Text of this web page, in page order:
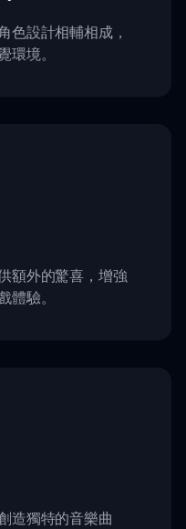
色設計相輔相成，
環境。
額外的驚喜，增強
體驗。
造獨特的音樂曲